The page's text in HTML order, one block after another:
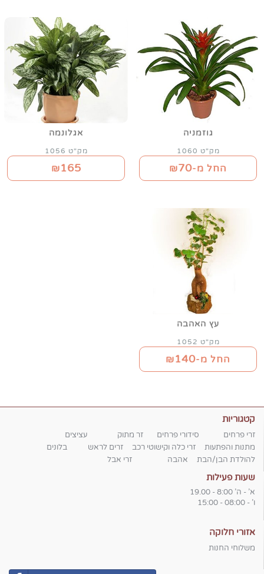
גוזמניה
מק"ט 1060
החל מ-₪70
אגלונמה
מק"ט 1056
₪165
עץ האהבה
מק"ט 1052
החל מ-₪140
קטגוריות
זרי פרחים סידורי פרחים זר מתוק
עציצים
מתנות והפתעות
זרי כלה וקישוטי רכב זרים לראש
בלונים
להולדת הבן/הבת
אהבה זרי אבל
שעות פעילות
א' - ה' 8:00 - 19.00
ו' - 08:00 - 15:00
אזורי חלוקה
משלוחי החנות